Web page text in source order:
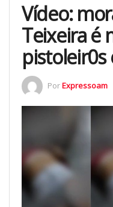
Vídeo:
Teixeira é
PorExpressoam